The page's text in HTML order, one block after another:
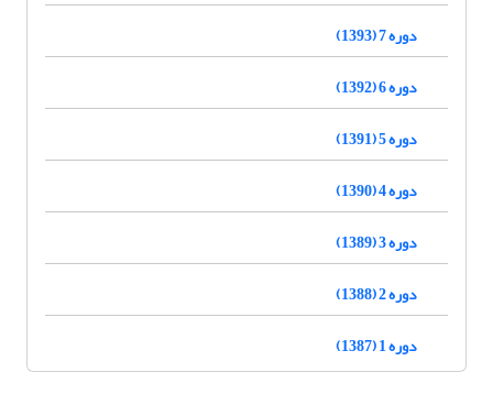
دوره 7 (1393)
دوره 6 (1392)
دوره 5 (1391)
دوره 4 (1390)
دوره 3 (1389)
دوره 2 (1388)
دوره 1 (1387)